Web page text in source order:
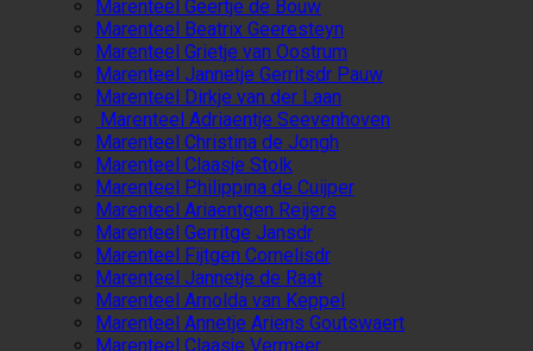
Marenteel Geertje de Bouw
Marenteel Beatrix Geeresteyn
Marenteel Grietje van Oostrum
Marenteel Jannetje Gerritsdr Pauw
Marenteel Dirkje van der Laan
Marenteel Adriaentje Seevenhoven
Marenteel Christina de Jongh
Marenteel Claasje Stolk
Marenteel Philippina de Cuijper
Marenteel Ariaentgen Reijers
Marenteel Gerritge Jansdr
Marenteel Fijtgen Cornelisdr
Marenteel Jannetje de Raat
Marenteel Arnolda van Keppel
Marenteel Annetje Ariens Goutswaert
Marenteel Claasje Vermeer